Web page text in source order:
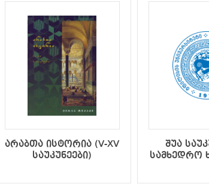
არაბთა ისტორია (V-XV
საუკუნეები)
შუა
სამხედრო